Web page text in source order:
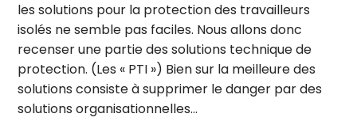
les solutions pour la protection des travailleurs
isolés ne semble pas faciles. Nous allons donc
recenser une partie des solutions technique de
protection. (Les « PTI ») Bien sur la meilleure des
solutions consiste à supprimer le danger par des
solutions organisationnelles…